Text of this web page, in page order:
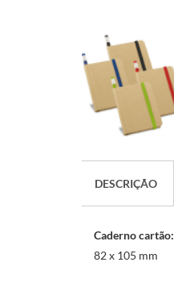
DESCRIÇÃO
Caderno cartão:
82 x 105 mm